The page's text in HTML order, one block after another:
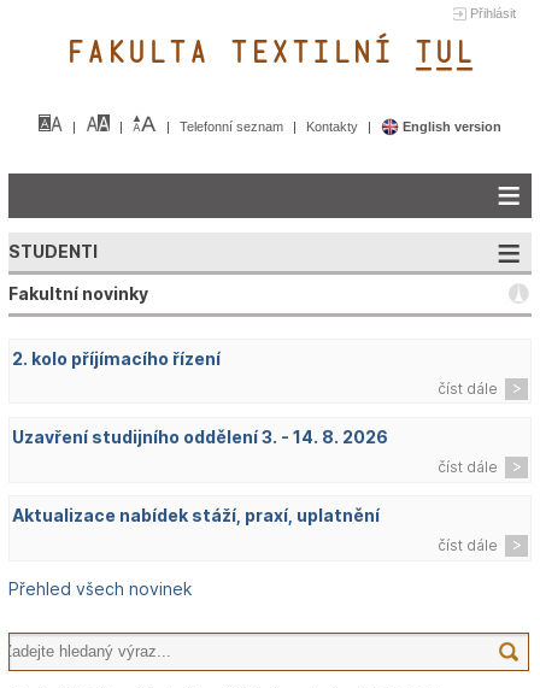
Přihlásit
FAKULTA TEXTILNÍ TUL&
Telefonní seznam Kontakty English version
STUDENTI
Fakultní novinky
2. kolo příjímacího řízení
číst dále
Uzavření studijního oddělení 3. - 14. 8. 2026
číst dále
Aktualizace nabídek stáží, praxí, uplatnění
číst dále
Přehled všech novinek